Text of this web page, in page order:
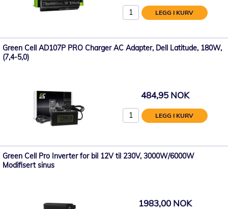
LEGG I KURV
Green Cell AD107P PRO Charger AC Adapter, Dell Latitude, 180W,
(7,4-5,0)
484,95 NOK
LEGG I KURV
Green Cell Pro Inverter for bil 12V til 230V, 3000W/6000W
Modifisert sinus
1983,00 NOK